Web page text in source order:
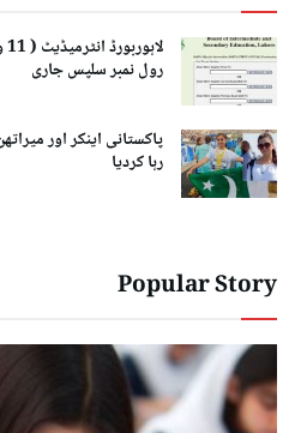
رول نمبر سلپس جاری
پاکستانی اینکر اور
رہا کردیا
Popular Story